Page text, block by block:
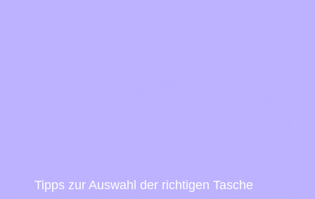
Tipps zur Auswahl der richtigen Tasche